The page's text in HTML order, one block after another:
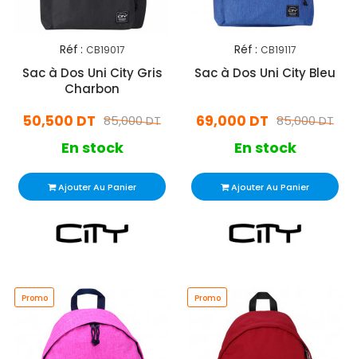
Réf : CB19017
Sac à Dos Uni City Gris
Charbon
85,000 DT
50,500 DT
En stock
Ajouter Au Panier
Réf : CB19117
Sac à Dos Uni City Bleu
85,000 DT
69,000 DT
En stock
Ajouter Au Panier
Promo Promo